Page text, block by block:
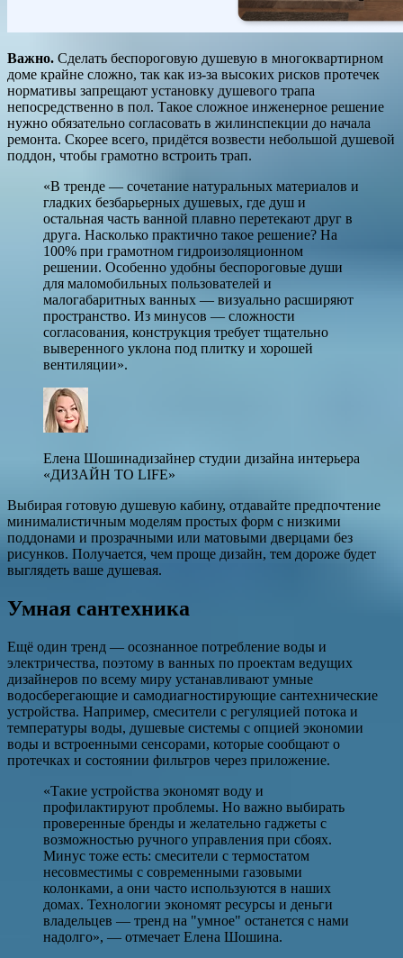
Важно. Сделать беспороговую душевую в многоквартирном
доме крайне сложно, так как из-за высоких рисков протечек
нормативы запрещают установку душевого трапа
непосредственно в пол. Такое сложное инженерное решение
нужно обязательно согласовать в жилинспекции до начала
ремонта. Скорее всего, придётся возвести небольшой душевой
поддон, чтобы грамотно встроить трап.
«В тренде — сочетание натуральных материалов и
гладких безбарьерных душевых, где душ и
остальная часть ванной плавно перетекают друг в
друга. Насколько практично такое решение? На
100% при грамотном гидроизоляционном
решении. Особенно удобны беспороговые души
для маломобильных пользователей и
малогабаритных ванных — визуально расширяют
пространство. Из минусов — сложности
согласования, конструкция требует тщательно
выверенного уклона под плитку и хорошей
вентиляции».
Елена Шошинадизайнер студии дизайна интерьера
«ДИЗАЙН TO LIFE»
Выбирая готовую душевую кабину, отдавайте предпочтение
минималистичным моделям простых форм с низкими
поддонами и прозрачными или матовыми дверцами без
рисунков. Получается, чем проще дизайн, тем дороже будет
выглядеть ваше душевая.
Умная сантехника
Ещё один тренд — осознанное потребление воды и
электричества, поэтому в ванных по проектам ведущих
дизайнеров по всему миру устанавливают умные
водосберегающие и самодиагностирующие сантехнические
устройства. Например, смесители с регуляцией потока и
температуры воды, душевые системы с опцией экономии
воды и встроенными сенсорами, которые сообщают о
протечках и состоянии фильтров через приложение.
«Такие устройства экономят воду и
профилактируют проблемы. Но важно выбирать
проверенные бренды и желательно гаджеты с
возможностью ручного управления при сбоях.
Минус тоже есть: смесители с термостатом
несовместимы с современными газовыми
колонками, а они часто используются в наших
домах. Технологии экономят ресурсы и деньги
владельцев — тренд на "умное" останется с нами
надолго», — отмечает Елена Шошина.